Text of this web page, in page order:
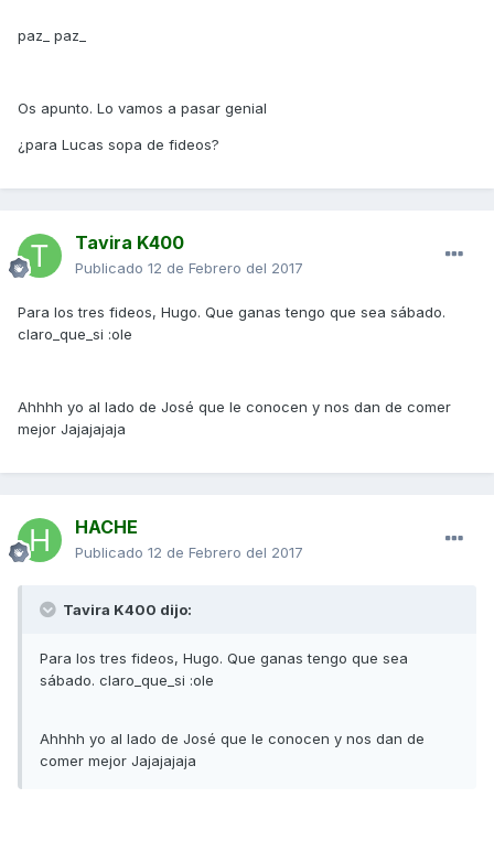
paz_ paz_
Os apunto. Lo vamos a pasar genial
¿para Lucas sopa de fideos?
Tavira K400
Publicado 12 de Febrero del 2017
Para los tres fideos, Hugo. Que ganas tengo que sea sábado.
claro_que_si :ole
Ahhhh yo al lado de José que le conocen y nos dan de comer
mejor Jajajajaja
HACHE
Publicado 12 de Febrero del 2017
Tavira K400 dijo:
Para los tres fideos, Hugo. Que ganas tengo que sea
sábado. claro_que_si :ole
Ahhhh yo al lado de José que le conocen y nos dan de
comer mejor Jajajajaja